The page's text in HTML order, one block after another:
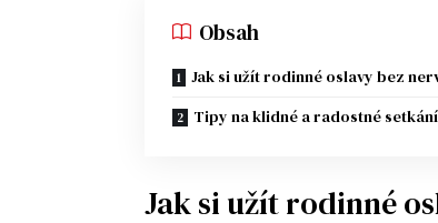
Obsah
Jak si užít rodinné oslavy bez
Tipy na klidné a radostné
Jak si užít rodinné